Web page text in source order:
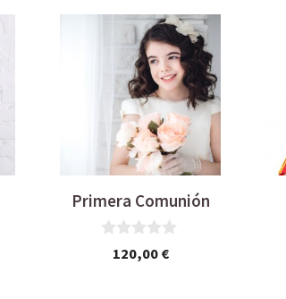
Primera Comunión
120,00 €